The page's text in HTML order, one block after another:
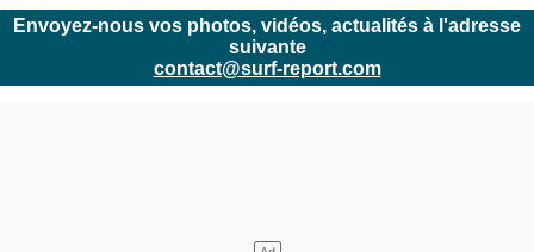
Envoyez-nous vos photos, vidéos, actualités à l'adresse
suivante
contact@surf-report.com